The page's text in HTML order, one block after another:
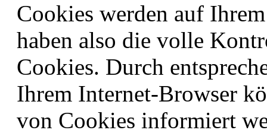
Cookies werden auf
haben also die volle
Cookies. Durch
Ihrem Internet-Browser
von Cookies informiert